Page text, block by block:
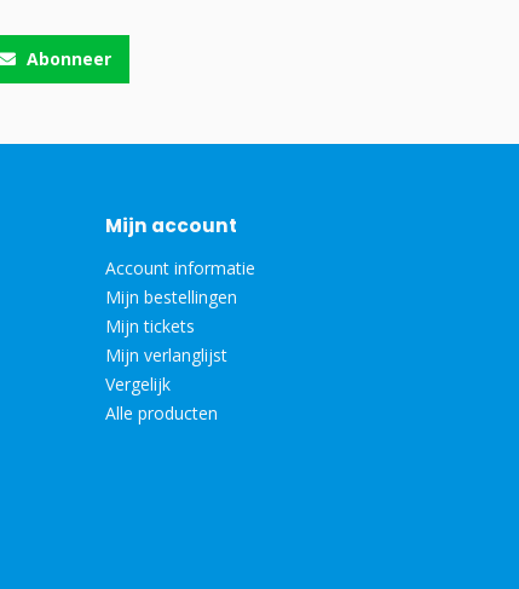
Abonneer
Mijn account
Account informatie
Mijn bestellingen
Mijn tickets
Mijn verlanglijst
Vergelijk
Alle producten